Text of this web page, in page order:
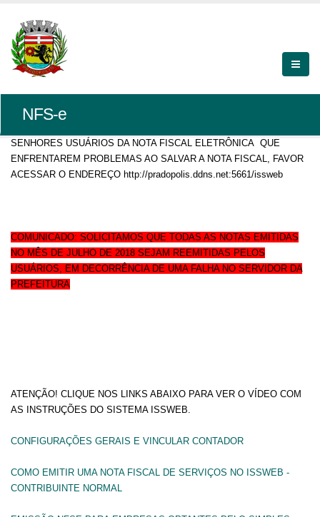
NFS-e
SENHORES USUÁRIOS DA NOTA FISCAL ELETRÔNICA QUE
ENFRENTAREM PROBLEMAS AO SALVAR A NOTA FISCAL, FAVOR
ACESSAR O ENDEREÇO http://pradopolis.ddns.net:5661/issweb
COMUNICADO: SOLICITAMOS QUE TODAS AS NOTAS EMITIDAS
NO MÊS DE JULHO DE 2018 SEJAM REEMITIDAS PELOS
USUÁRIOS, EM DECORRÊNCIA DE UMA FALHA NO SERVIDOR DA
PREFEITURA
ATENÇÃO! CLIQUE NOS LINKS ABAIXO PARA VER O VÍDEO COM
AS INSTRUÇÕES DO SISTEMA ISSWEB.
CONFIGURAÇÕES GERAIS E VINCULAR CONTADOR
COMO EMITIR UMA NOTA FISCAL DE SERVIÇOS NO ISSWEB -
CONTRIBUINTE NORMAL